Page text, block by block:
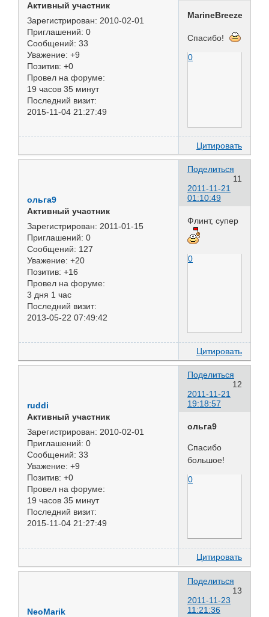
Активный участник
Зарегистрирован: 2010-02-01
Приглашений: 0
Сообщений: 33
Уважение: +9
Позитив: +0
Провел на форуме:
19 часов 35 минут
Последний визит:
2015-11-04 21:27:49
MarineBreeze
Спасибо!
0
Цитировать
Поделиться
11
2011-11-21
01:10:49
ольга9
Активный участник
Зарегистрирован: 2011-01-15
Приглашений: 0
Сообщений: 127
Уважение: +20
Позитив: +16
Провел на форуме:
3 дня 1 час
Последний визит:
2013-05-22 07:49:42
Флинт, супер
0
Цитировать
Поделиться
12
2011-11-21
19:18:57
ruddi
Активный участник
Зарегистрирован: 2010-02-01
Приглашений: 0
Сообщений: 33
Уважение: +9
Позитив: +0
Провел на форуме:
19 часов 35 минут
Последний визит:
2015-11-04 21:27:49
ольга9
Спасибо
большое!
0
Цитировать
Поделиться
13
2011-11-23
11:21:36
NeoMarik